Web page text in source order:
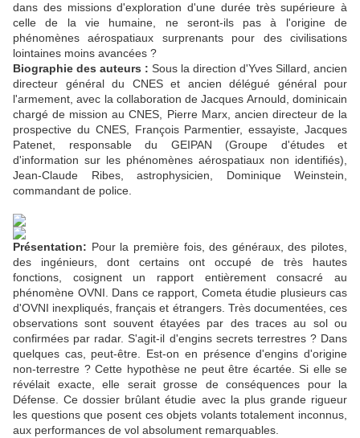
dans des missions d'exploration d'une durée très supérieure à
celle de la vie humaine, ne seront-ils pas à l'origine de
phénomènes aérospatiaux surprenants pour des civilisations
lointaines moins avancées ?
Biographie des auteurs : Sous la direction d'Yves Sillard, ancien
directeur général du CNES et ancien délégué général pour
l'armement, avec la collaboration de Jacques Arnould, dominicain
chargé de mission au CNES, Pierre Marx, ancien directeur de la
prospective du CNES, François Parmentier, essayiste, Jacques
Patenet, responsable du GEIPAN (Groupe d'études et
d'information sur les phénomènes aérospatiaux non identifiés),
Jean-Claude Ribes, astrophysicien, Dominique Weinstein,
commandant de police.
Présentation: Pour la première fois, des généraux, des pilotes,
des ingénieurs, dont certains ont occupé de très hautes
fonctions, cosignent un rapport entièrement consacré au
phénomène OVNI. Dans ce rapport, Cometa étudie plusieurs cas
d'OVNI inexpliqués, français et étrangers. Très documentées, ces
observations sont souvent étayées par des traces au sol ou
confirmées par radar. S'agit-il d'engins secrets terrestres ? Dans
quelques cas, peut-être. Est-on en présence d'engins d'origine
non-terrestre ? Cette hypothèse ne peut être écartée. Si elle se
révélait exacte, elle serait grosse de conséquences pour la
Défense. Ce dossier brûlant étudie avec la plus grande rigueur
les questions que posent ces objets volants totalement inconnus,
aux performances de vol absolument remarquables.